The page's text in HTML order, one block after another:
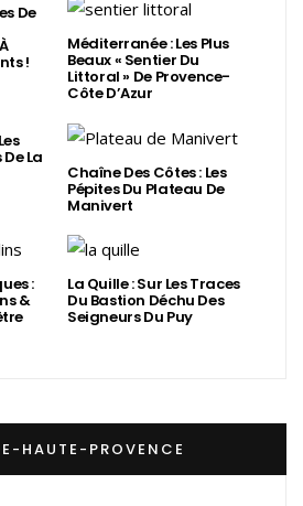
De
!
Méditerranée : Les Plus
Beaux « Sentier Du
Littoral » De Provence-
Côte D’Azur
La
Chaîne Des Côtes : Les
Pépites Du Plateau De
Manivert
:
&
La Quille : Sur Les Traces
Du Bastion Déchu Des
Seigneurs Du Puy
HAUTE-PROVENCE